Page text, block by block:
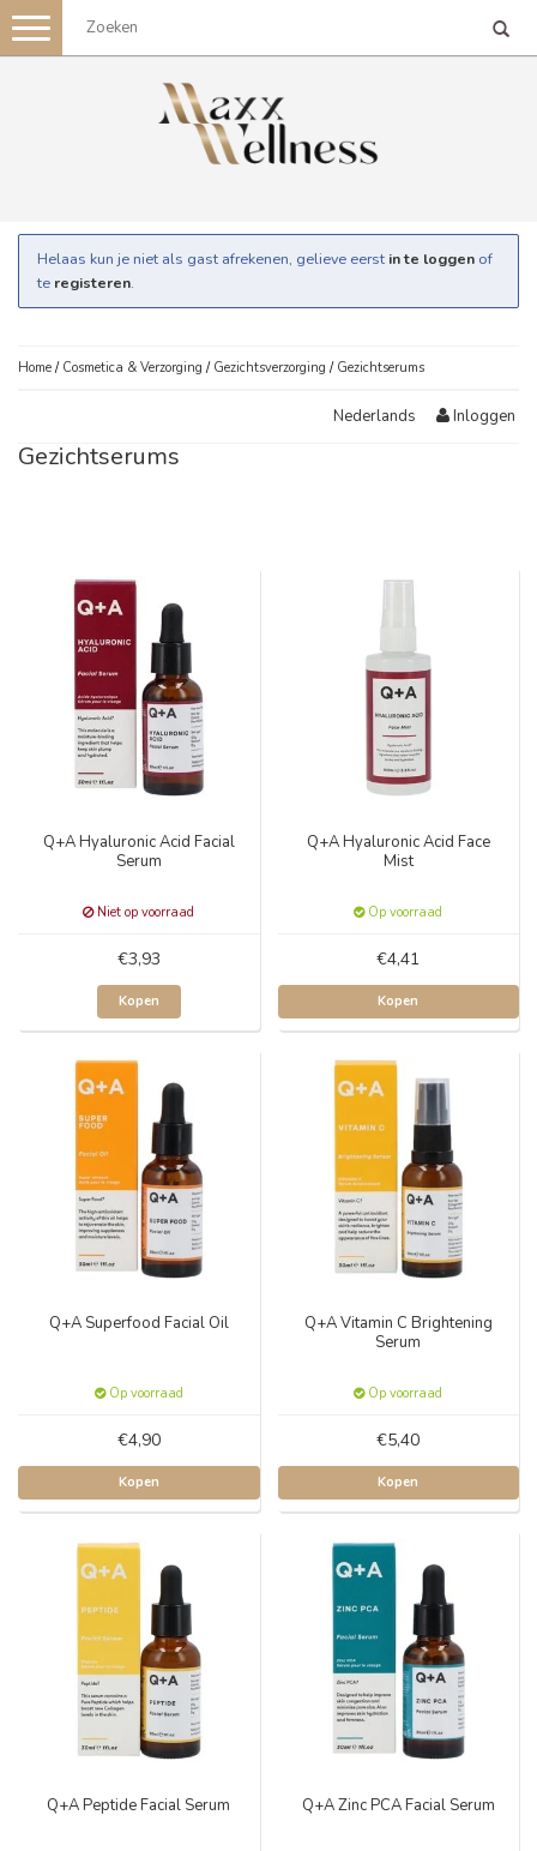
Toggle
navigation
Helaas kun je niet als gast afrekenen, gelieve eerst in te loggen of
te registeren.
Home / Cosmetica & Verzorging / Gezichtsverzorging / Gezichtserums
Nederlands Inloggen
Gezichtserums
Q+A Hyaluronic Acid Facial
Serum
Niet op voorraad
€3,93
Kopen
Q+A Hyaluronic Acid Face
Mist
Op voorraad
€4,41
Kopen
Q+A Superfood Facial Oil
Op voorraad
€4,90
Kopen
Q+A Vitamin C Brightening
Serum
Op voorraad
€5,40
Kopen
Q+A Peptide Facial Serum Q+A Zinc PCA Facial Serum